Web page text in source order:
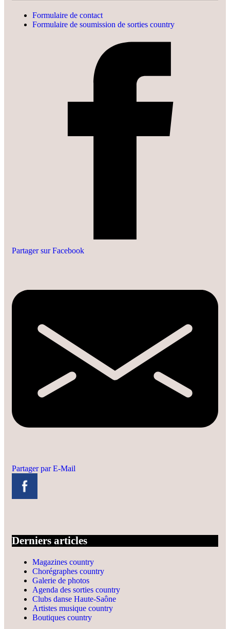
Formulaire de contact
Formulaire de soumission de sorties country
Partager sur Facebook
Partager par E-Mail
Derniers articles
Magazines country
Chorégraphes country
Galerie de photos
Agenda des sorties country
Clubs danse Haute-Saône
Artistes musique country
Boutiques country